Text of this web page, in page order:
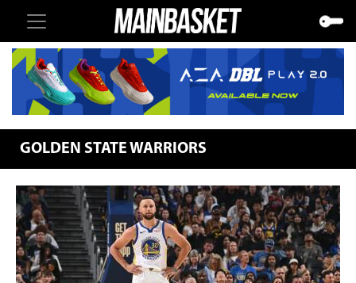
GOLDEN STATE WARRIORS